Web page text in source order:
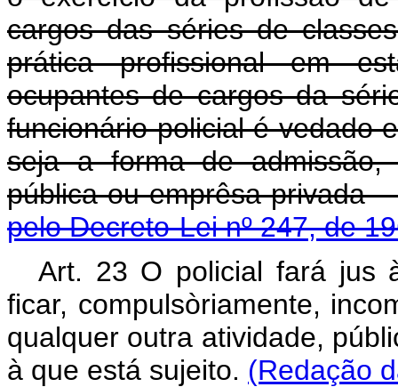
cargos das séries de
prática profissional em
ocupantes de cargos da
funcionário policial é vedado
seja a forma de admissão,
pública ou
pelo Decreto-Lei nº 247, de
Art. 23 O policial fará jus
ficar, compulsòriamente,
qualquer outra atividade,
à que está sujeito. (Redação